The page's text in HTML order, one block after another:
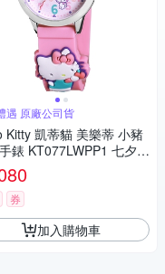
遇 原廠公司貨
Kitty 凱蒂貓 美樂蒂 小豬
錶 KT077LWPP1 七夕寵
送禮推薦
券
加入購物車